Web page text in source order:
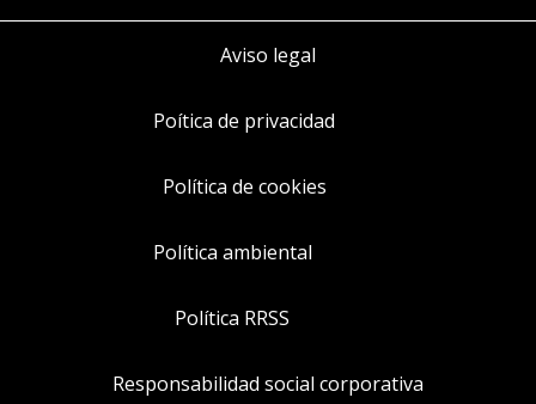
Aviso legal
Poítica de privacidad
Política de cookies
Política ambiental
Política RRSS
Responsabilidad social corporativa